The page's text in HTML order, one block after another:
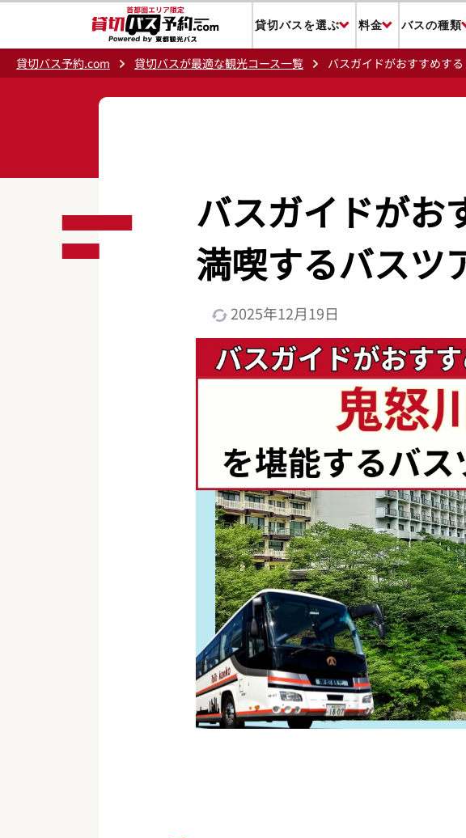
貸切バスを選ぶ 料金 バスの種類
貸切バス予約.com 貸切バスが最適な観光コース一覧 バスガイドがおすすめす
バスガイドがお
満喫するバスツ
2025年12月19日